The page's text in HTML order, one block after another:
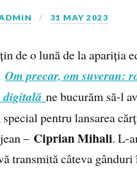
31 MAY 2023
de o lună de la apariția
Om precar, om suveran:
digitalăne bucurăm să-l
pentru lansarea
– Ciprian Mihali. L-
transmită câteva gânduri